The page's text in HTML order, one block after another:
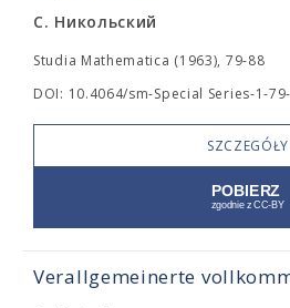
С. Никольский
Studia Mathematica (1963), 79-88
DOI: 10.4064/sm-Special Series-1-
SZCZEGÓŁY
Verallgemeinerte